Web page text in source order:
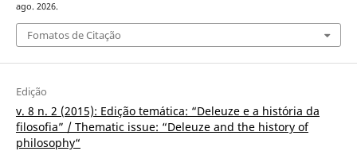
ago. 2026.
Fomatos de Citação
Edição
v. 8 n. 2 (2015): Edição temática: “Deleuze e a história da
filosofia” / Thematic issue: “Deleuze and the history of
philosophy“